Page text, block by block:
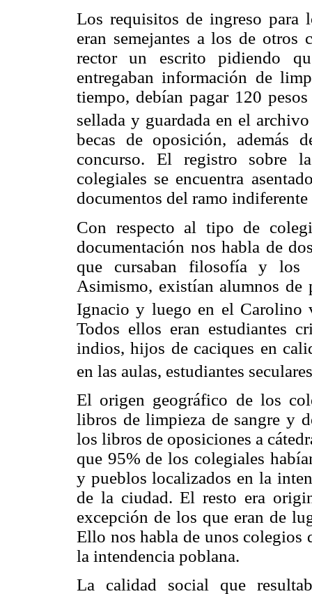
Los requisitos de ingreso para
eran semejantes a los de
rector un escrito pidiendo
entregaban información de
tiempo, debían pagar 120
sellada y guardada en el
becas de oposición, además
concurso. El registro sobre
colegiales se encuentra
documentos del ramo
Con respecto al tipo de
documentación nos habla de
que cursaban filosofía y
Asimismo, existían alumnos
Ignacio y luego en el Carolino
Todos ellos eran estudiantes
indios, hijos de caciques en
en las aulas, estudiantes
El origen geográfico de los
libros de limpieza de sangre y
los libros de oposiciones a
que 95% de los colegiales
y pueblos localizados en la
de la ciudad. El resto era
excepción de los que eran de
Ello nos habla de unos colegios
la intendencia poblana.
La calidad social que